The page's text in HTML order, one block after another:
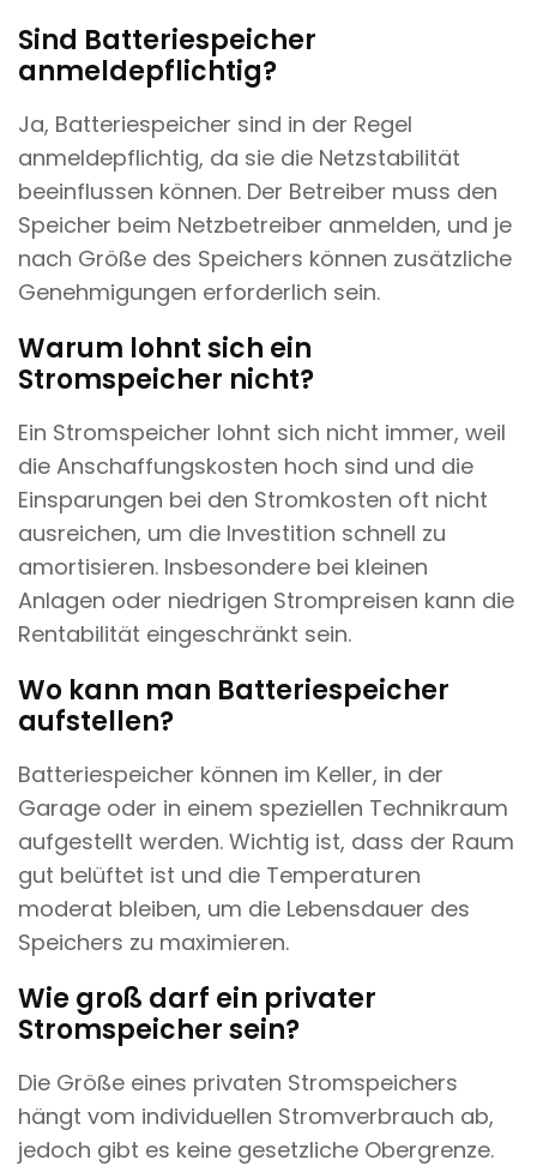
Sind Batteriespeicher
anmeldepflichtig?
Ja, Batteriespeicher sind in der Regel
anmeldepflichtig, da sie die Netzstabilität
beeinflussen können. Der Betreiber muss den
Speicher beim Netzbetreiber anmelden, und je
nach Größe des Speichers können zusätzliche
Genehmigungen erforderlich sein.
Warum lohnt sich ein
Stromspeicher nicht?
Ein Stromspeicher lohnt sich nicht immer, weil
die Anschaffungskosten hoch sind und die
Einsparungen bei den Stromkosten oft nicht
ausreichen, um die Investition schnell zu
amortisieren. Insbesondere bei kleinen
Anlagen oder niedrigen Strompreisen kann die
Rentabilität eingeschränkt sein.
Wo kann man Batteriespeicher
aufstellen?
Batteriespeicher können im Keller, in der
Garage oder in einem speziellen Technikraum
aufgestellt werden. Wichtig ist, dass der Raum
gut belüftet ist und die Temperaturen
moderat bleiben, um die Lebensdauer des
Speichers zu maximieren.
Wie groß darf ein privater
Stromspeicher sein?
Die Größe eines privaten Stromspeichers
hängt vom individuellen Stromverbrauch ab,
jedoch gibt es keine gesetzliche Obergrenze.